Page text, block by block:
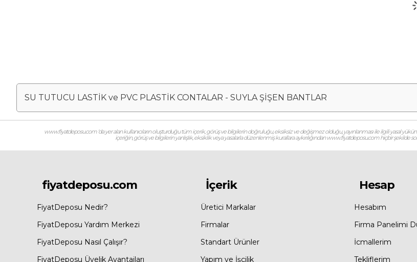
SU TUTUCU LASTİK ve PVC PLASTİK CONTALAR - SUYLA ŞİŞEN BANTLAR
www.fiyatdeposu.com ‘da yer alan kullanıcıların oluşturduğu tüm içerik, görüş ve bilgilerin doğruluğu, eksiksiz ve değişmez olduğu, yayınlanması ile ilgili yasal
içeriğin, görüş ve bilgilerin yanlışlık, eksiklik veya yasalarla düzenlenmiş kurallara aykırılığından www.fiyatdeposu.com hiçbir şekilde
fiyatdeposu.com
FiyatDeposu Nedir?
FiyatDeposu Yardım Merkezi
FiyatDeposu Nasıl Çalışır?
FiyatDeposu Üyelik Avantajları
İçerik
Üretici Markalar
Firmalar
Standart Ürünler
Yapım ve İşçilik
Hesap
Hesabım
Firma Panelimi
İcmallerim
Tekliflerim